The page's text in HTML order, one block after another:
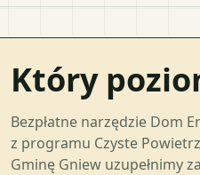
Który
Bezpłatne narzędzie Dom
z programu Czyste
Gminę Gniew uzupełnimy